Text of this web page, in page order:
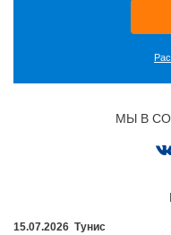
МЫ В
15.07.2026 Тунис